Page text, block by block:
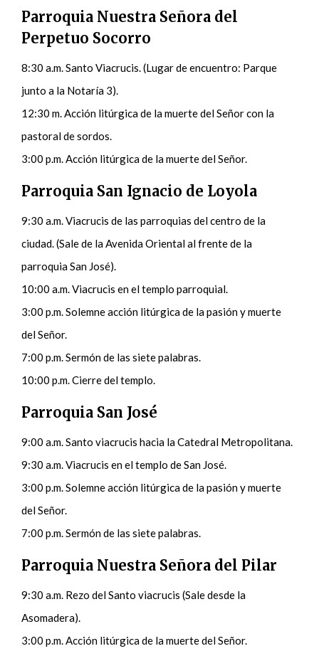
Parroquia Nuestra Señora del
Perpetuo Socorro
8:30 a.m. Santo Viacrucis. (Lugar de encuentro: Parque
junto a la Notaría 3).
12:30 m. Acción litúrgica de la muerte del Señor con la
pastoral de sordos.
3:00 p.m. Acción litúrgica de la muerte del Señor.
Parroquia San Ignacio de Loyola
9:30 a.m. Viacrucis de las parroquias del centro de la
ciudad. (Sale de la Avenida Oriental al frente de la
parroquia San José).
10:00 a.m. Viacrucis en el templo parroquial.
3:00 p.m. Solemne acción litúrgica de la pasión y muerte
del Señor.
7:00 p.m. Sermón de las siete palabras.
10:00 p.m. Cierre del templo.
Parroquia San José
9:00 a.m. Santo viacrucis hacia la Catedral Metropolitana.
9:30 a.m. Viacrucis en el templo de San José.
3:00 p.m. Solemne acción litúrgica de la pasión y muerte
del Señor.
7:00 p.m. Sermón de las siete palabras.
Parroquia Nuestra Señora del Pilar
9:30 a.m. Rezo del Santo viacrucis (Sale desde la
Asomadera).
3:00 p.m. Acción litúrgica de la muerte del Señor.